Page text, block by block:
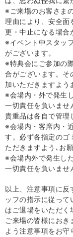
※ご来場のお客さま
理由により、安全面
更・中止になる場合
※イベント中スタッ
がございます。
※特典会にご参加の
合がございます。そ
加いただきますよう
※会場内・外で発生
一切責任を負いませ
貴重品は各自で管理
※会場内・客席内・
す。必ず各指定のゴ
ただきますよう､お
※会場内外で発生し
一切責任を負いませ
以上、注意事項に反
ッフの指示に従って
はご退場をいただく
ご来場の皆様にお
よう注意事項をお守